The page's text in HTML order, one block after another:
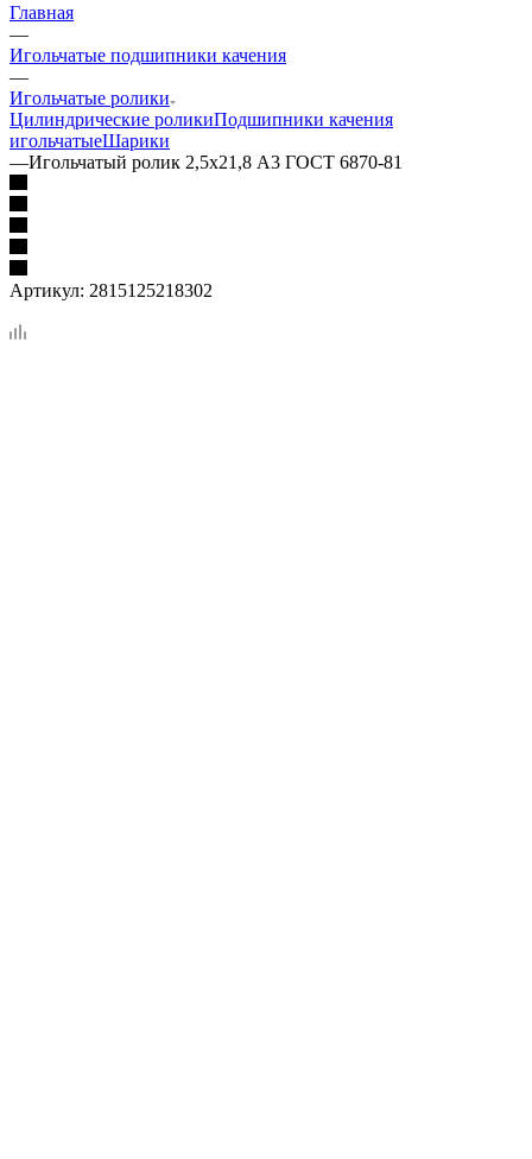
Главная
—
Игольчатые подшипники качения
—
Игольчатые ролики
Цилиндрические роликиПодшипники качения
игольчатыеШарики
—Игольчатый ролик 2,5х21,8 А3 ГОСТ 6870-81
Артикул: 2815125218302